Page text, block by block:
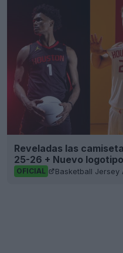
Reveladas las
25-26 + Nuevo logotipo
OFICIAL Basketball Jersey